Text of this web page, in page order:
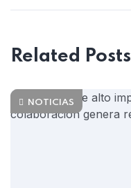
Related Posts
NOTICIAS